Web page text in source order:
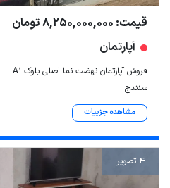
قیمت: 8,250,000,000 تومان
آپارتمان
فروش آپارتمان نهضت نما اصلی بلوک A1
سنندج
مشاهده جزییات
4 تصویر